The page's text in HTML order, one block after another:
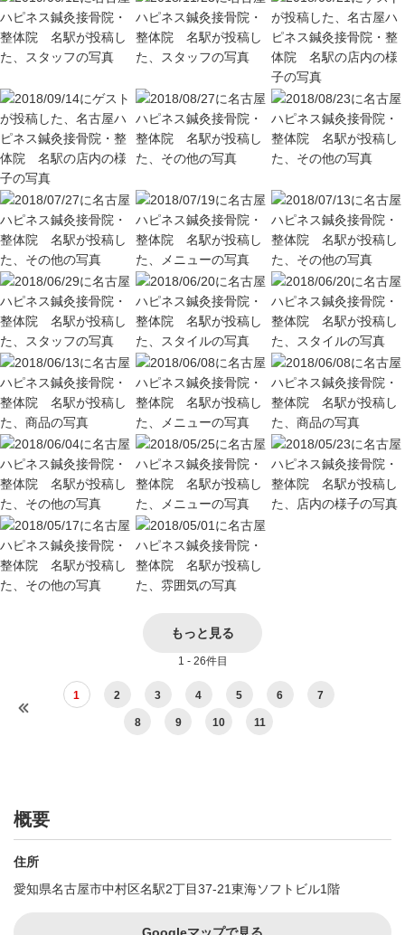
もっと見る
1 - 26件目
1 2 3 4 5 6 7
8 9 10 11
概要
住所
愛知県名古屋市中村区名駅2丁目37-21東海ソフトビル1階